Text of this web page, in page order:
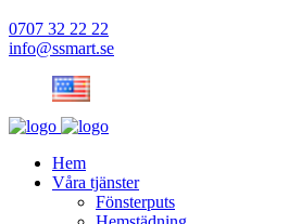
0707 32 22 22
info@ssmart.se
Hem
Våra tjänster
Fönsterputs